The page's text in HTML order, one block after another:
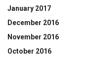
January 2017
December 2016
November 2016
October 2016